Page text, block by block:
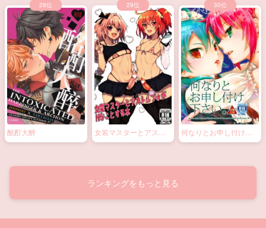
ハニーメルト I Can’t Hate You Seeing is believing.
ルフォがHなことする本
さい。